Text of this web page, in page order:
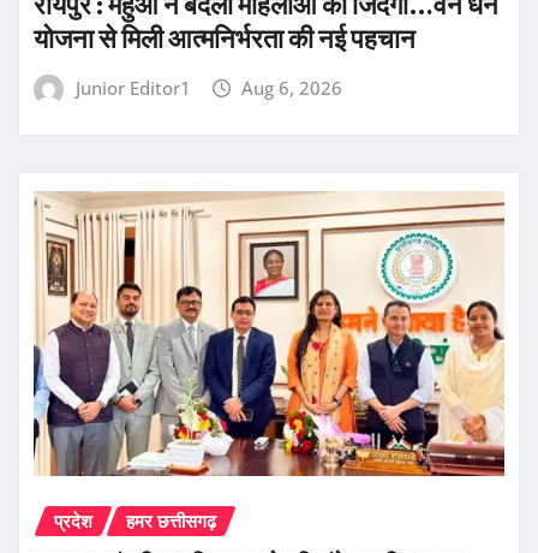
योजना से मिली आत्मनिर्भरता की नई पहचान
Junior Editor1 Aug 6, 2026
प्रदेश हमर छत्तीसगढ़